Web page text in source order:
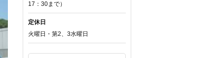
17：30まで）
定休日
火曜日・第2、3水曜日